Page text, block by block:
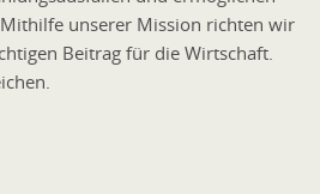
unserer Mission richten wir
Beitrag für die Wirtschaft.